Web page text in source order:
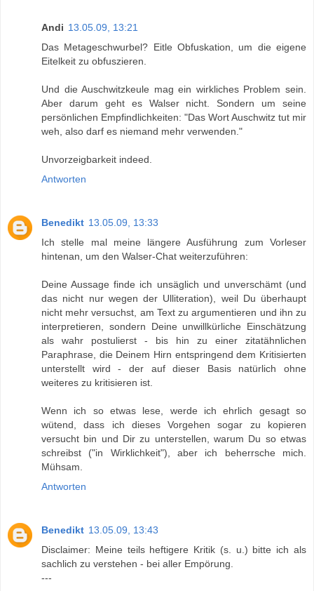
Andi 13.05.09, 13:21
Das Metageschwurbel? Eitle Obfuskation, um die eigene
Eitelkeit zu obfuszieren.
Und die Auschwitzkeule mag ein wirkliches Problem sein.
Aber darum geht es Walser nicht. Sondern um seine
persönlichen Empfindlichkeiten: "Das Wort Auschwitz tut mir
weh, also darf es niemand mehr verwenden."
Unvorzeigbarkeit indeed.
Antworten
Benedikt 13.05.09, 13:33
Ich stelle mal meine längere Ausführung zum Vorleser
hintenan, um den Walser-Chat weiterzuführen:
Deine Aussage finde ich unsäglich und unverschämt (und
das nicht nur wegen der Ulliteration), weil Du überhaupt
nicht mehr versuchst, am Text zu argumentieren und ihn zu
interpretieren, sondern Deine unwillkürliche Einschätzung
als wahr postulierst - bis hin zu einer zitatähnlichen
Paraphrase, die Deinem Hirn entspringend dem Kritisierten
unterstellt wird - der auf dieser Basis natürlich ohne
weiteres zu kritisieren ist.
Wenn ich so etwas lese, werde ich ehrlich gesagt so
wütend, dass ich dieses Vorgehen sogar zu kopieren
versucht bin und Dir zu unterstellen, warum Du so etwas
schreibst ("in Wirklichkeit"), aber ich beherrsche mich.
Mühsam.
Antworten
Benedikt 13.05.09, 13:43
Disclaimer: Meine teils heftigere Kritik (s. u.) bitte ich als
sachlich zu verstehen - bei aller Empörung.
---